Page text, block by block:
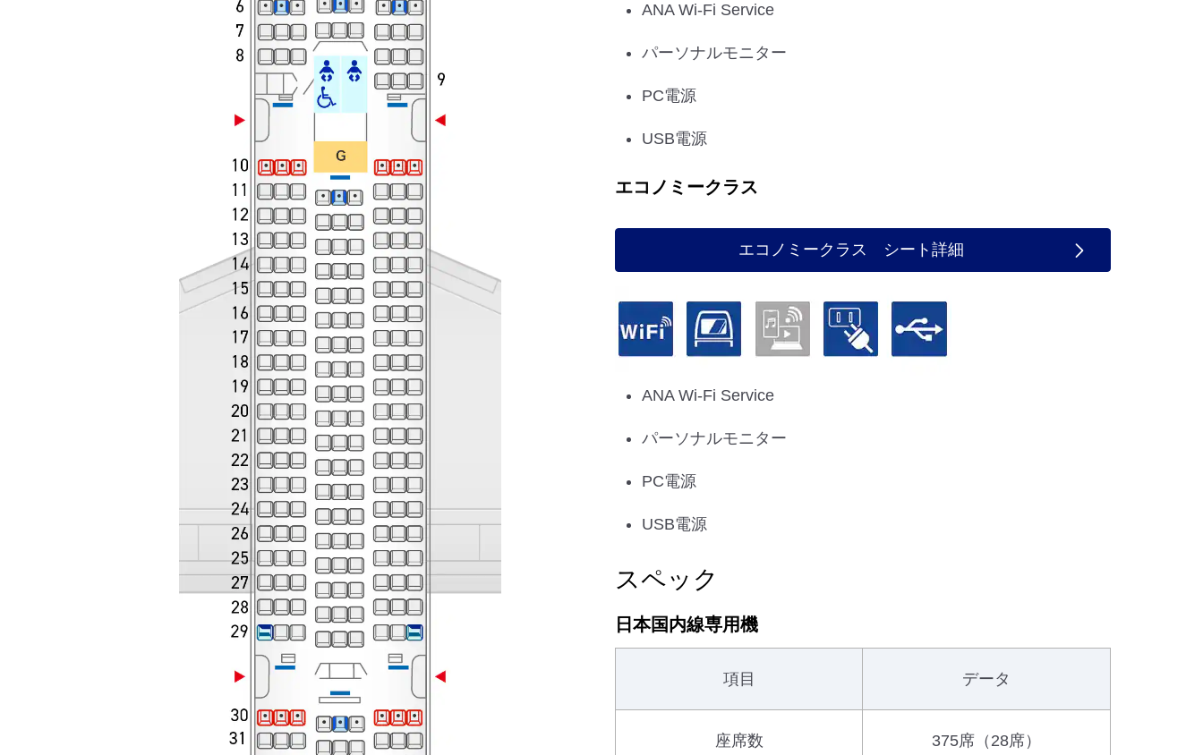
ANA Wi-Fi Service
パーソナルモニター
PC電源
USB電源
エコノミークラス
エコノミークラス シート詳細
ANA Wi-Fi Service
パーソナルモニター
PC電源
USB電源
スペック
日本国内線専用機
項目 データ
座席数 375席（28席）